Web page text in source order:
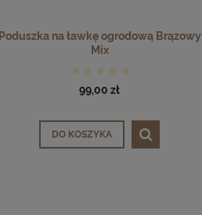
Poduszka na ławkę ogrodową Brązowy
Mix
99,00 zł
DO KOSZYKA